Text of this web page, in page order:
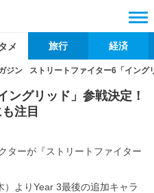
メ 旅行 経済
ジン ストリートファイター6「イング
ングリッド」参戦決定！
注目
ターが『ストリートファイター
よりYear 3最後の追加キャラ